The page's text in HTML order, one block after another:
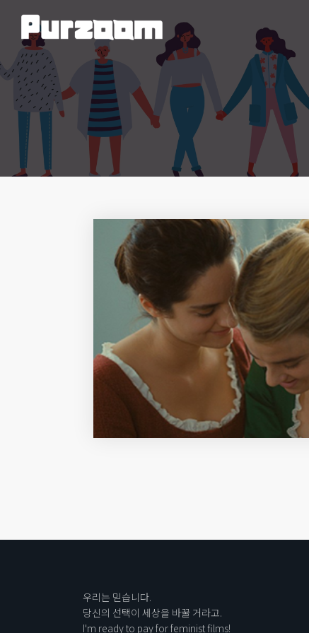
우리는 믿습니다.
당신의 선택이 세상을 바꿀 거라고.
I'm ready to pay for feminist films!